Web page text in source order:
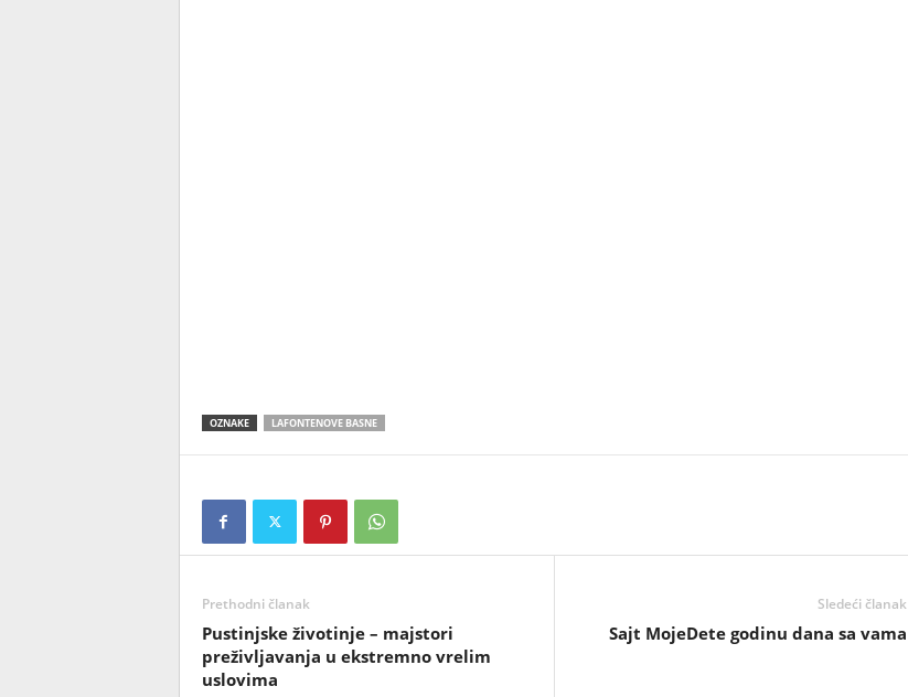
OZNAKE LAFONTENOVE BASNE
Prethodni članak
Pustinjske životinje – majstori
preživljavanja u ekstremno vrelim
uslovima
Sledeći članak
Sajt MojeDete godinu dana sa vama